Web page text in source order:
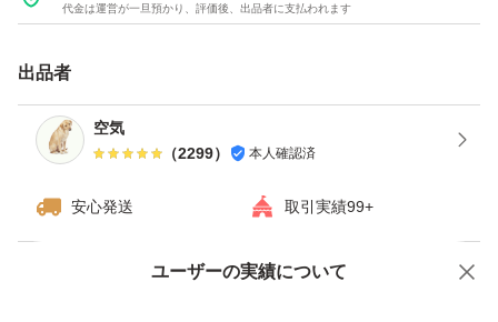
・ダンボールは破損しやすい為プラスチック箱を推奨しま
ンとなります。
------------検索用------------
獺祭、十四代、黒龍、而今、鍋島、勝駒、花邑、花陽浴、
久保田、作、澤屋まつもと、大吟醸、純米大吟醸、日本
代金は運営が一旦預かり、評価後、出品者に支払われます
出品者
空気
（2299） 本人確認済
安心発送 取引実績99+
ユーザーの実績について
価格の相談 商品への質問